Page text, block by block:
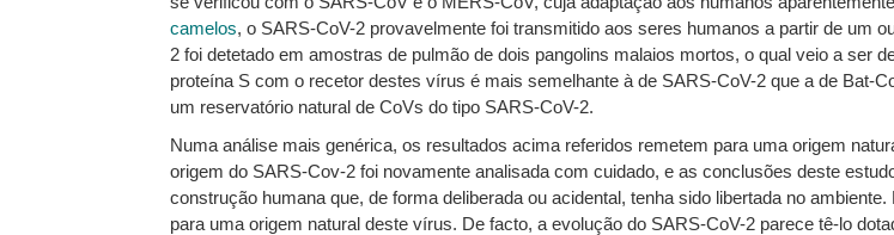
camelos, o SARS-CoV-2 provavelmente foi transmitido aos seres humanos a partir de um
2 foi detetado em amostras de pulmão de dois pangolins malaios mortos, o qual veio a ser
proteína S com o recetor destes vírus é mais semelhante à de SARS-CoV-2 que a de Bat-
um reservatório natural de CoVs do tipo SARS-CoV-2.
Numa análise mais genérica, os resultados acima referidos remetem para uma origem
origem do SARS-Cov-2 foi novamente analisada com cuidado, e as conclusões deste
construção humana que, de forma deliberada ou acidental, tenha sido libertada no
para uma origem natural deste vírus. De facto, a evolução do SARS-CoV-2 parece tê-lo